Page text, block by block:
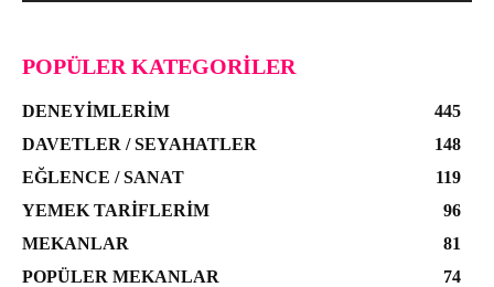
POPÜLER KATEGORILER
DENEYIMLERIM
445
DAVETLER / SEYAHATLER
148
EĞLENCE / SANAT
119
YEMEK TARIFLERIM
96
MEKANLAR
81
POPÜLER MEKANLAR
74